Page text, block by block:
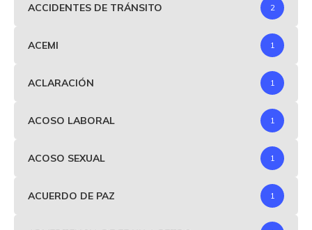
ACCIDENTES DE TRÁNSITO 2
ACEMI 1
ACLARACIÓN 1
ACOSO LABORAL 1
ACOSO SEXUAL 1
ACUERDO DE PAZ 1